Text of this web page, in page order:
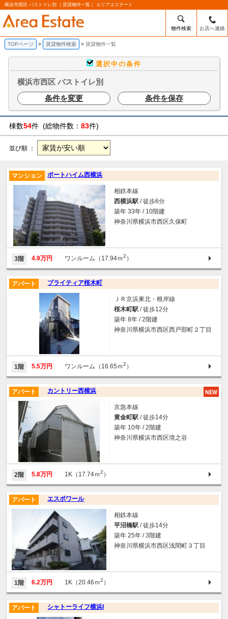
横浜市西区 バストイレ別 ｜賃貸物件一覧｜ エリアエステート
物件検索 お店へ連絡
TOPページ 賃貸物件検索 賃貸物件一覧
選択中の条件
横浜市西区 バストイレ別
条件を変更
条件を保存
棟数54件 (総物件数： 83件)
並び順 ：
ポートハイム西横浜
マンション
相鉄本線
西横浜駅 / 徒歩6分
築年 33年 / 10階建
神奈川県横浜市西区久保町
3階 4.9万円 ワンルーム（17.94ｍ2 ）
ブライティア桜木町
アパート
ＪＲ京浜東北・根岸線
桜木町駅 / 徒歩12分
築年 8年 / 2階建
神奈川県横浜市西区西戸部町２丁目
1階 5.5万円 ワンルーム（16.65ｍ2 ）
カントリー西横浜
アパート
京急本線
黄金町駅 / 徒歩14分
築年 10年 / 2階建
神奈川県横浜市西区境之谷
2階 5.8万円 1K（17.74ｍ2 ）
エスポワール
アパート
相鉄本線
平沼橋駅 / 徒歩14分
築年 25年 / 3階建
神奈川県横浜市西区浅間町３丁目
1階 6.2万円 1K（20.46ｍ2 ）
シャトーライフ横浜I
アパート